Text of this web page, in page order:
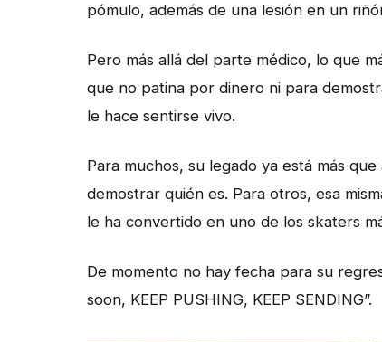
pómulo, además de una lesión en un
Pero más allá del parte médico, lo que
que no patina por dinero ni para
le hace sentirse vivo.
Para muchos, su legado ya está más
demostrar quién es. Para otros, esa
le ha convertido en uno de los skaters
De momento no hay fecha para su
soon, KEEP PUSHING, KEEP SENDING”.